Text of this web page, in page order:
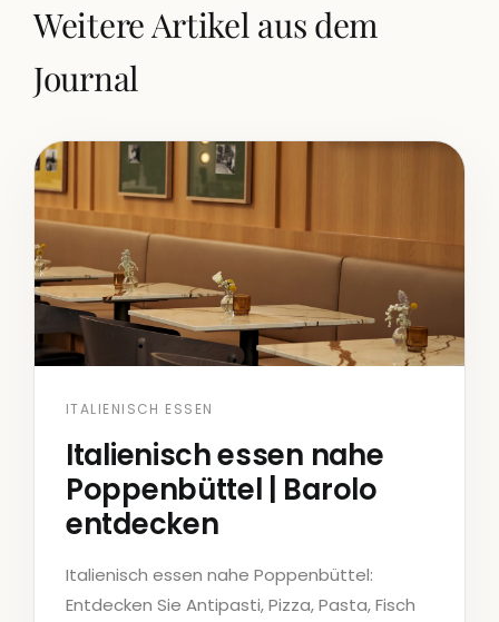
Weitere Artikel aus dem
Journal
ITALIENISCH ESSEN
Italienisch essen nahe
Poppenbüttel | Barolo
entdecken
Italienisch essen nahe Poppenbüttel:
Entdecken Sie Antipasti, Pizza, Pasta, Fisch